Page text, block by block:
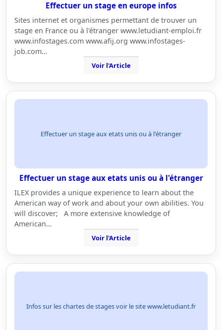
Effectuer un stage en europe infos
Sites internet et organismes permettant de trouver un
stage en France ou à l'étranger www.letudiant-emploi.fr
www.infostages.com www.afij.org www.infostages-
job.com…
Voir l'Article
Effectuer un stage aux etats unis ou à l'étranger
Effectuer un stage aux etats unis ou à l'étranger
ILEX provides a unique experience to learn about the
American way of work and about your own abilities. You
will discover; A more extensive knowledge of
American…
Voir l'Article
Infos sur les chartes de stages voir le site www.letudiant.fr